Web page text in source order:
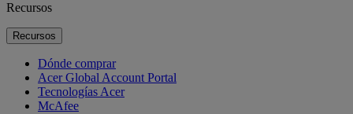
Recursos
Recursos
Dónde comprar
Acer Global Account Portal
Tecnologías Acer
McAfee